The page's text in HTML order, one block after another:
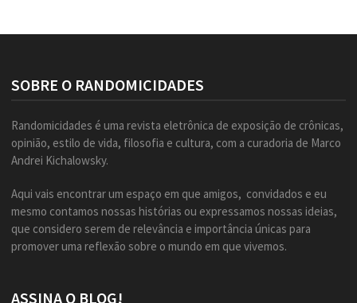
SOBRE O RANDOMICIDADES
Randomicidades é uma revista eletrônica de exposição de crônicas,
opinião, estilo de vida, filosofia e cultura, com a curadoria de Marco
Andrei Kichalowsky.
Aqui vais encontrar um espaço em que amigos, convidados e eu
mesmo contamos nossas histórias ou expressamos nossas ideias,
que considero serem de relevância e importância únicas para
promover uma reflexão sobre o mundo em que vivemos.
ASSINA O BLOG!